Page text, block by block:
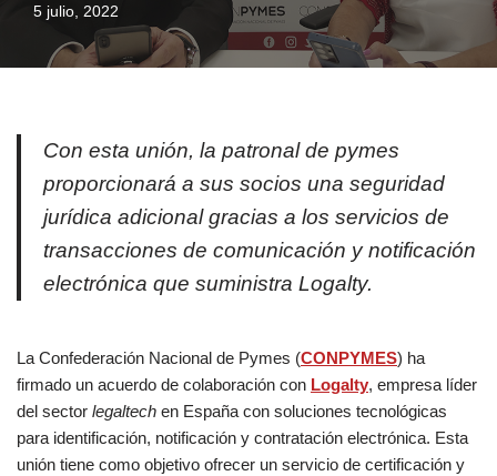
5 julio, 2022
Con esta unión, la patronal de pymes
proporcionará a sus socios una seguridad
jurídica adicional gracias a los servicios de
transacciones de comunicación y notificación
electrónica que suministra Logalty.
La Confederación Nacional de Pymes (CONPYMES) ha
firmado un acuerdo de colaboración con Logalty, empresa líder
del sector legaltech en España con soluciones tecnológicas
para identificación, notificación y contratación electrónica. Esta
unión tiene como objetivo ofrecer un servicio de certificación y